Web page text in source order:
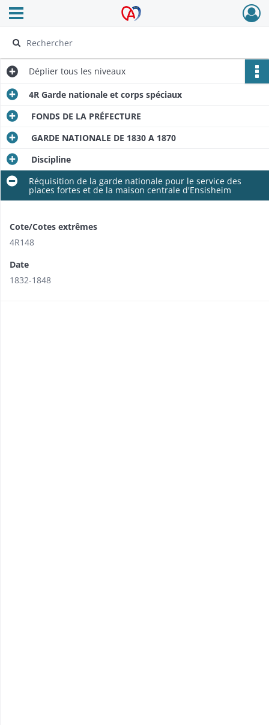
Archives Alsace - Colmar
Ouvrir le menu déroulant
Déplier tous les niveaux
4R Garde nationale et corps spéciaux
FONDS DE LA PRÉFECTURE
GARDE NATIONALE DE 1830 A 1870
Discipline
Réquisition de la garde nationale pour le service des
places fortes et de la maison centrale d'Ensisheim
Cote/Cotes extrêmes
4R148
Date
1832-1848